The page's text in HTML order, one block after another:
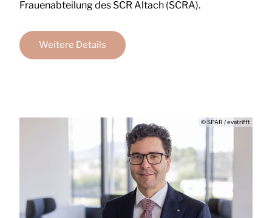
Frauenabteilung des SCR Altach (SCRA).
Weitere Details
© SPAR / evatrifft